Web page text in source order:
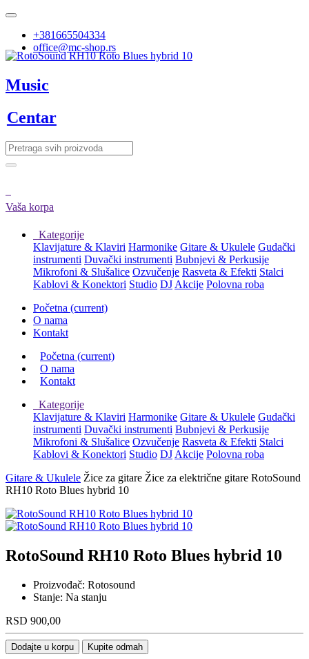
+381665504334
office@mc-shop.rs
Music
Centar
Vaša korpa
Kategorije
Klavijature & Klaviri Harmonike Gitare & Ukulele Gudački
instrumenti Duvački instrumenti Bubnjevi & Perkusije
Mikrofoni & Slušalice Ozvučenje Rasveta & Efekti Stalci
Kablovi & Konektori Studio DJ Akcije Polovna roba
Početna (current)
O nama
Kontakt
Početna (current)
O nama
Kontakt
Kategorije
Klavijature & Klaviri Harmonike Gitare & Ukulele Gudački
instrumenti Duvački instrumenti Bubnjevi & Perkusije
Mikrofoni & Slušalice Ozvučenje Rasveta & Efekti Stalci
Kablovi & Konektori Studio DJ Akcije Polovna roba
Gitare & Ukulele Žice za gitare Žice za električne gitare RotoSound
RH10 Roto Blues hybrid 10
RotoSound RH10 Roto Blues hybrid 10
Proizvođač: Rotosound
Stanje: Na stanju
RSD 900,00
Dodajte u korpu Kupite odmah